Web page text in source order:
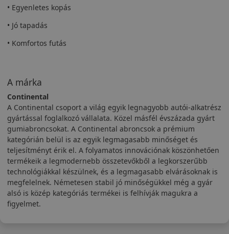
• Egyenletes kopás
• Jó tapadás
• Komfortos futás
A márka
Continental
A Continental csoport a világ egyik legnagyobb autói-alkatrész
gyártással foglalkozó vállalata. Közel másfél évszázada gyárt
gumiabroncsokat. A Continental abroncsok a prémium
kategórián belül is az egyik legmagasabb minőséget és
teljesítményt érik el. A folyamatos innovációnak köszönhetően
termékeik a legmodernebb összetevőkből a legkorszerűbb
technológiákkal készülnek, és a legmagasabb elvárásoknak is
megfelelnek. Németesen stabil jó minőségükkel még a gyár
alsó is közép kategóriás termékei is felhívják magukra a
figyelmet.